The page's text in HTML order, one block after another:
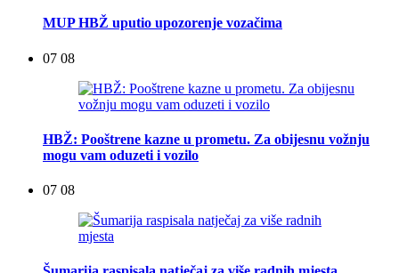
MUP HBŽ uputio upozorenje vozačima
07 08
HBŽ: Pooštrene kazne u prometu. Za obijesnu vožnju
mogu vam oduzeti i vozilo
07 08